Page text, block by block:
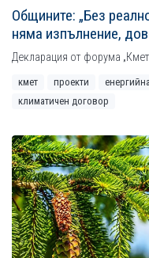
Общините: „Без
няма изпълнение,
Декларация от форума
кмет проекти
климатичен договор